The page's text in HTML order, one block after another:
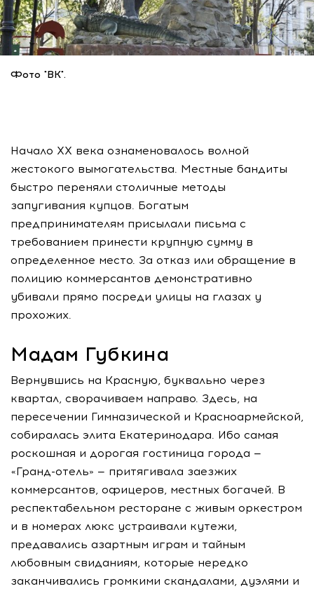
Фото "ВК".
Начало XX века ознаменовалось волной
жестокого вымогательства. Местные бандиты
быстро переняли столичные методы
запугивания купцов. Богатым
предпринимателям присылали письма с
требованием принести крупную сумму в
определенное место. За отказ или обращение в
полицию коммерсантов демонстративно
убивали прямо посреди улицы на глазах у
прохожих.
Мадам Губкина
Вернувшись на Красную, буквально через
квартал, сворачиваем направо. Здесь, на
пересечении Гимназической и Красноармейской,
собиралась элита Екатеринодара. Ибо самая
роскошная и дорогая гостиница города —
«Гранд-отель» — притягивала заезжих
коммерсантов, офицеров, местных богачей. В
респектабельном ресторане с живым оркестром
и в номерах люкс устраивали кутежи,
предавались азартным играм и тайным
любовным свиданиям, которые нередко
заканчивались громкими скандалами, дуэлями и